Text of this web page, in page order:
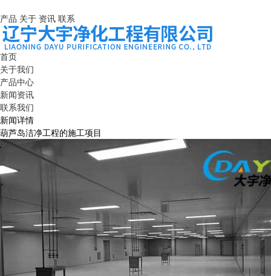
产品 关于 资讯 联系
首页
关于我们
产品中心
新闻资讯
联系我们
新闻详情
葫芦岛洁净工程的施工项目